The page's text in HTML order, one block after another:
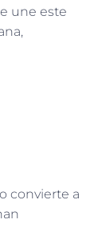
une este
convierte a